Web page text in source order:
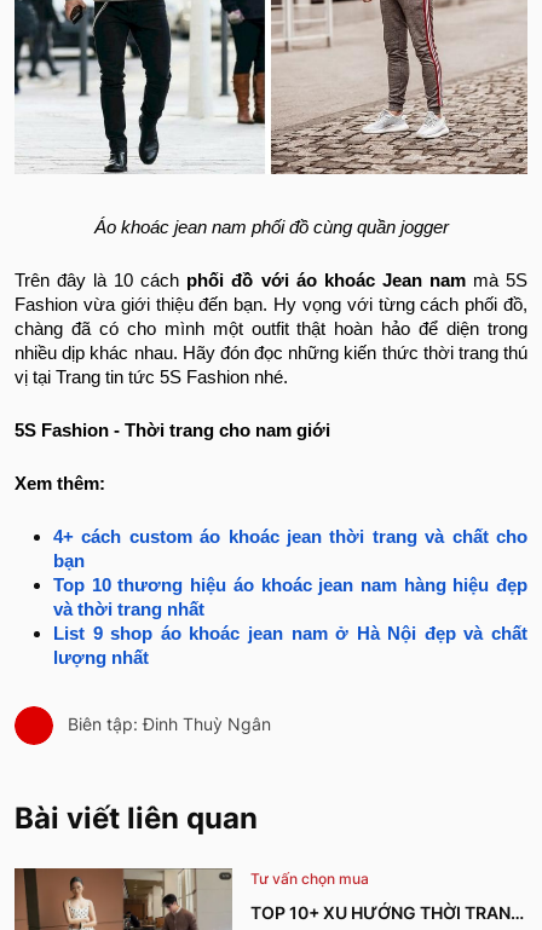
Áo khoác jean nam phối đồ cùng quần jogger
Trên đây là 10 cách phối đồ với áo khoác Jean nam mà 5S
Fashion vừa giới thiệu đến bạn. Hy vọng với từng cách phối đồ,
chàng đã có cho mình một outfit thật hoàn hảo để diện trong
nhiều dịp khác nhau. Hãy đón đọc những kiến thức thời trang thú
vị tại Trang tin tức 5S Fashion nhé.
5S Fashion - Thời trang cho nam giới
Xem thêm:
4+ cách custom áo khoác jean thời trang và chất cho
bạn
Top 10 thương hiệu áo khoác jean nam hàng hiệu đẹp
và thời trang nhất
List 9 shop áo khoác jean nam ở Hà Nội đẹp và chất
lượng nhất
Biên tập: Đinh Thuỳ Ngân
Bài viết liên quan
Tư vấn chọn mua
TOP 10+ XU HƯỚNG THỜI TRANG